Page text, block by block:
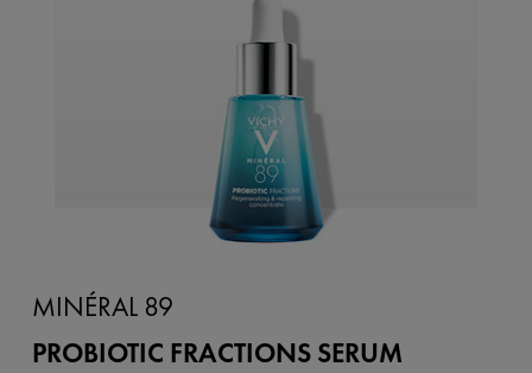
MINÉRAL 89
PROBIOTIC FRACTIONS SERUM